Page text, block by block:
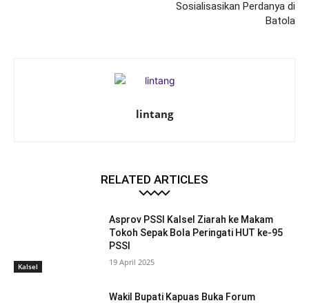
Sosialisasikan Perdanya di
Batola
lintang
RELATED ARTICLES
Kalsel
Asprov PSSI Kalsel Ziarah ke Makam
Tokoh Sepak Bola Peringati HUT ke-95
PSSI
19 April 2025
Wakil Bupati Kapuas Buka Forum